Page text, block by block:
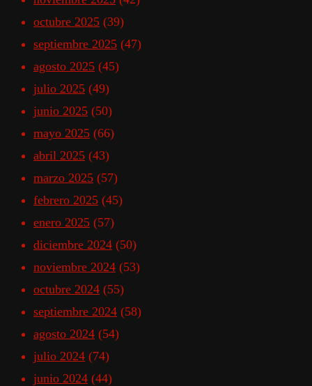
octubre 2025 (39)
septiembre 2025 (47)
agosto 2025 (45)
julio 2025 (49)
junio 2025 (50)
mayo 2025 (66)
abril 2025 (43)
marzo 2025 (57)
febrero 2025 (45)
enero 2025 (57)
diciembre 2024 (50)
noviembre 2024 (53)
octubre 2024 (55)
septiembre 2024 (58)
agosto 2024 (54)
julio 2024 (74)
junio 2024 (44)